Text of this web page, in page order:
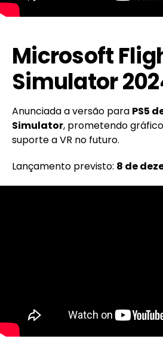
Microsoft
Simulator
Anunciada a versão para PS5
Simulator, prometendo
suporte a VR no futuro.
Lançamento previsto: 8 de